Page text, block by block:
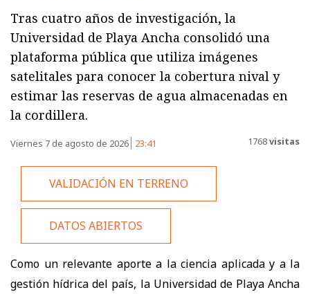
Tras cuatro años de investigación, la
Universidad de Playa Ancha consolidó una
plataforma pública que utiliza imágenes
satelitales para conocer la cobertura nival y
estimar las reservas de agua almacenadas en
la cordillera.
Viernes 7 de agosto de 2026 23:41 1768visitas
VALIDACIÓN EN TERRENO
DATOS ABIERTOS
Como un relevante aporte a la ciencia aplicada y a la
gestión hídrica del país, la Universidad de Playa Ancha